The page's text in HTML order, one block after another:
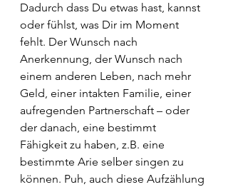
Dadurch dass Du etwas hast, kannst
oder fühlst, was Dir im Moment
fehlt. Der Wunsch nach
Anerkennung, der Wunsch nach
einem anderen Leben, nach mehr
Geld, einer intakten Familie, einer
aufregenden Partnerschaft – oder
der danach, eine bestimmt
Fähigkeit zu haben, z.B. eine
bestimmte Arie selber singen zu
können. Puh, auch diese Aufzählung